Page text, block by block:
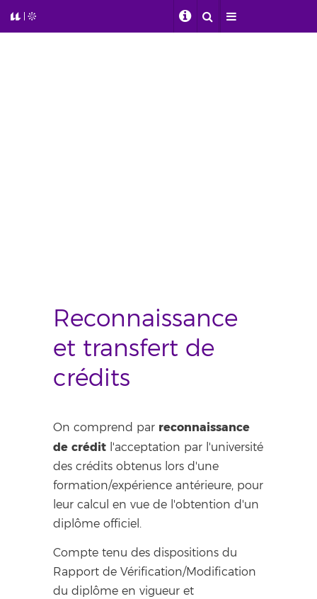
Reconnaissance
et transfert de
crédits
On comprend par reconnaissance
de crédit l'acceptation par l'université
des crédits obtenus lors d'une
formation/expérience antérieure, pour
leur calcul en vue de l'obtention d'un
diplôme officiel.
Compte tenu des dispositions du
Rapport de Vérification/Modification
du diplôme en vigueur et